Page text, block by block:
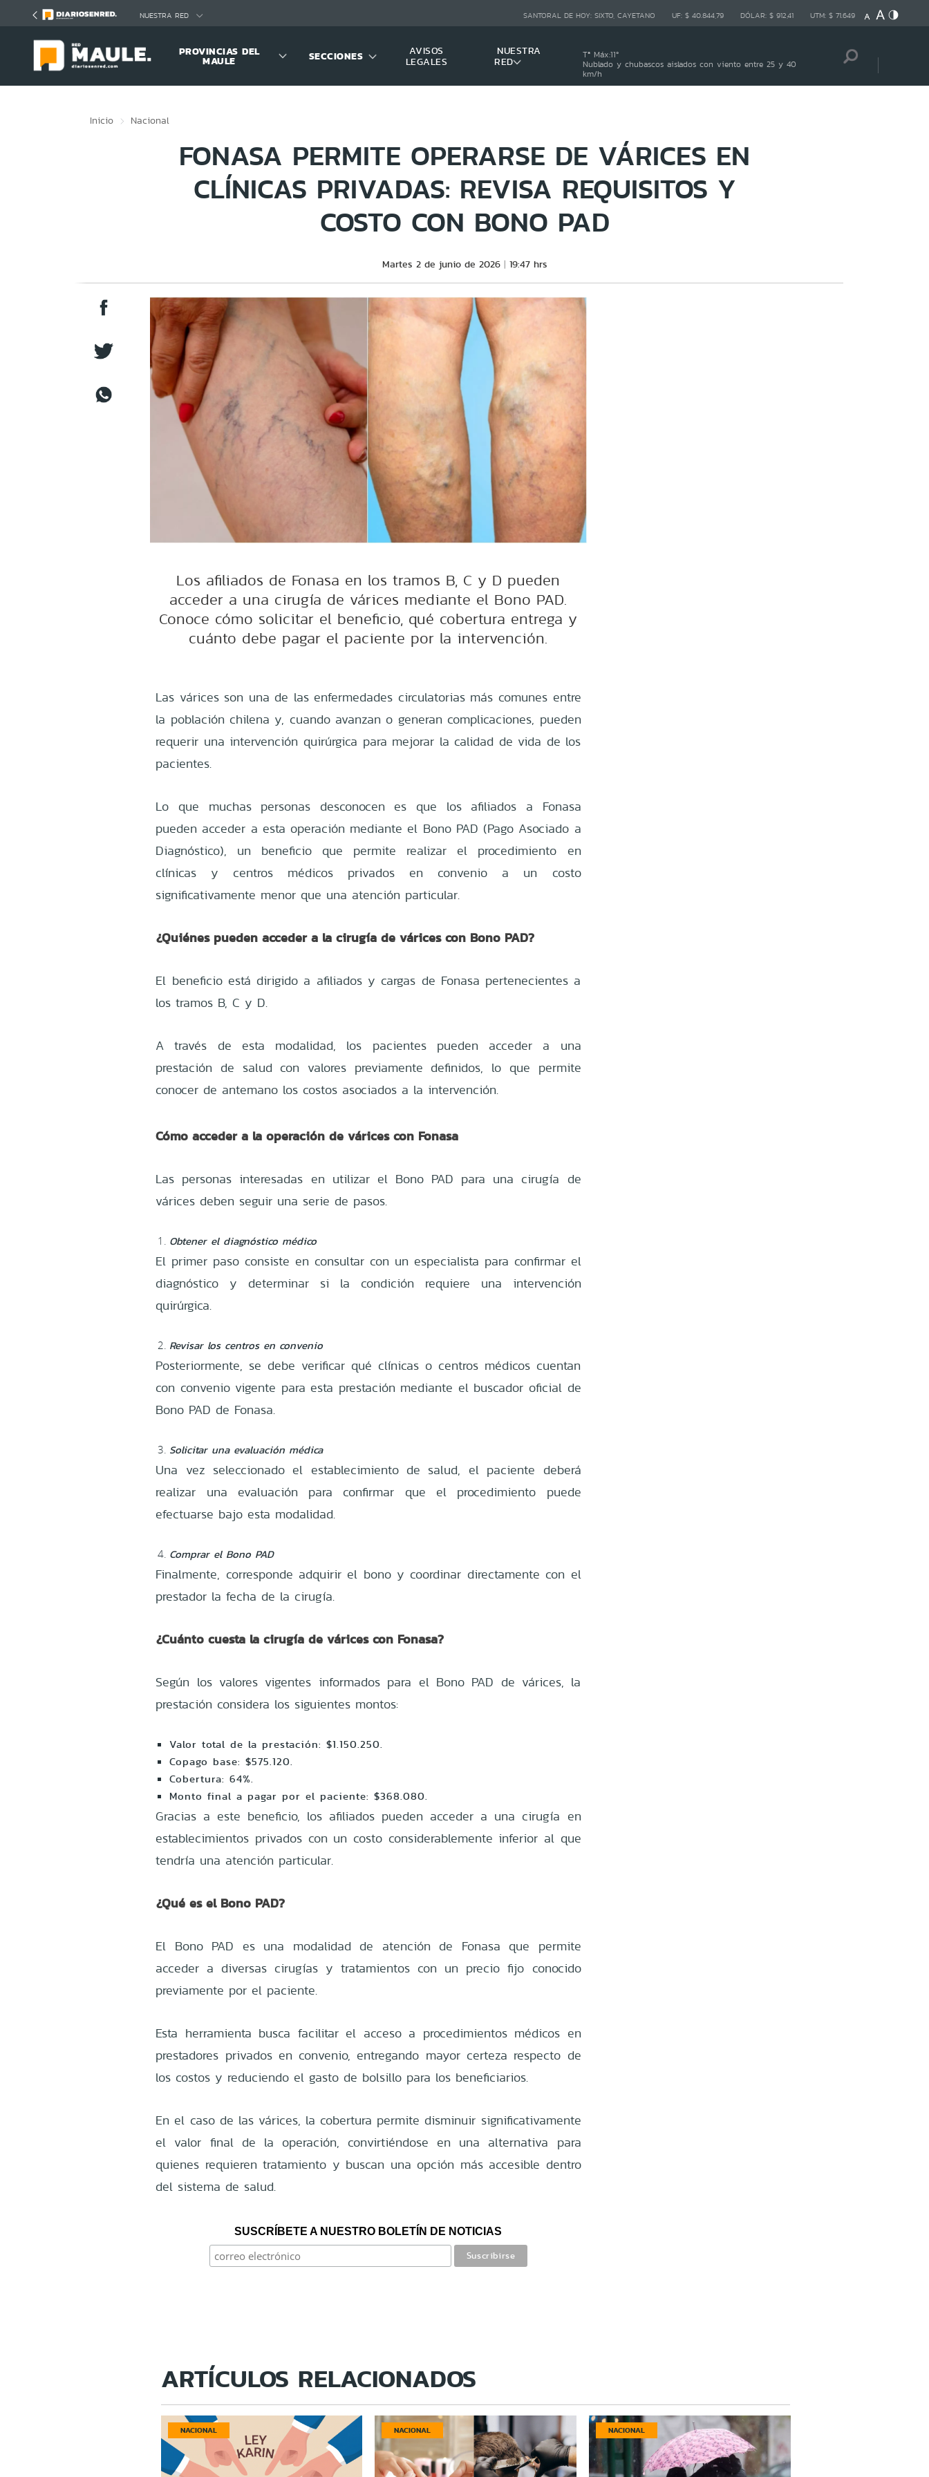
NUESTRA RED SANTORAL DE HOY: SIXTO, CAYETANO UF: $ 40.844,79 DÓLAR: $ 912,41 UTM: $ 71.649
PROVINCIAS DEL
MAULE SECCIONES
AVISOS
LEGALES
NUESTRA
RED
Tª Máx:11º
Nublado y chubascos aislados con viento entre 25 y 40
km/h
Inicio Nacional
FONASA PERMITE OPERARSE DE VÁRICES EN
CLÍNICAS PRIVADAS: REVISA REQUISITOS Y
COSTO CON BONO PAD
Martes 2 de junio de 2026 19:47 hrs
Los afiliados de Fonasa en los tramos B, C y D pueden
acceder a una cirugía de várices mediante el Bono PAD.
Conoce cómo solicitar el beneficio, qué cobertura entrega y
cuánto debe pagar el paciente por la intervención.
Las várices son una de las enfermedades circulatorias más comunes entre
la población chilena y, cuando avanzan o generan complicaciones, pueden
requerir una intervención quirúrgica para mejorar la calidad de vida de los
pacientes.
Lo que muchas personas desconocen es que los afiliados a Fonasa
pueden acceder a esta operación mediante el Bono PAD (Pago Asociado a
Diagnóstico), un beneficio que permite realizar el procedimiento en
clínicas y centros médicos privados en convenio a un costo
significativamente menor que una atención particular.
¿Quiénes pueden acceder a la cirugía de várices con Bono PAD?
El beneficio está dirigido a afiliados y cargas de Fonasa pertenecientes a
los tramos B, C y D.
A través de esta modalidad, los pacientes pueden acceder a una
prestación de salud con valores previamente definidos, lo que permite
conocer de antemano los costos asociados a la intervención.
Cómo acceder a la operación de várices con Fonasa
Las personas interesadas en utilizar el Bono PAD para una cirugía de
várices deben seguir una serie de pasos.
Obtener el diagnóstico médico
El primer paso consiste en consultar con un especialista para confirmar el
diagnóstico y determinar si la condición requiere una intervención
quirúrgica.
Revisar los centros en convenio
Posteriormente, se debe verificar qué clínicas o centros médicos cuentan
con convenio vigente para esta prestación mediante el buscador oficial de
Bono PAD de Fonasa.
Solicitar una evaluación médica
Una vez seleccionado el establecimiento de salud, el paciente deberá
realizar una evaluación para confirmar que el procedimiento puede
efectuarse bajo esta modalidad.
Comprar el Bono PAD
Finalmente, corresponde adquirir el bono y coordinar directamente con el
prestador la fecha de la cirugía.
¿Cuánto cuesta la cirugía de várices con Fonasa?
Según los valores vigentes informados para el Bono PAD de várices, la
prestación considera los siguientes montos:
Valor total de la prestación: $1.150.250.
Copago base: $575.120.
Cobertura: 64%.
Monto final a pagar por el paciente: $368.080.
Gracias a este beneficio, los afiliados pueden acceder a una cirugía en
establecimientos privados con un costo considerablemente inferior al que
tendría una atención particular.
¿Qué es el Bono PAD?
El Bono PAD es una modalidad de atención de Fonasa que permite
acceder a diversas cirugías y tratamientos con un precio fijo conocido
previamente por el paciente.
Esta herramienta busca facilitar el acceso a procedimientos médicos en
prestadores privados en convenio, entregando mayor certeza respecto de
los costos y reduciendo el gasto de bolsillo para los beneficiarios.
En el caso de las várices, la cobertura permite disminuir significativamente
el valor final de la operación, convirtiéndose en una alternativa para
quienes requieren tratamiento y buscan una opción más accesible dentro
del sistema de salud.
SUSCRÍBETE A NUESTRO BOLETÍN DE NOTICIAS
ARTÍCULOS RELACIONADOS
NACIONAL NACIONAL NACIONAL